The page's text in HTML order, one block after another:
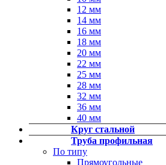
Фитинги
Фитинги
Фитинги
12 мм
14 мм
16 мм
18 мм
20 мм
22 мм
25 мм
28 мм
32 мм
36 мм
40 мм
Круг стальной
Труба профильная
По типу
Прямоугольные